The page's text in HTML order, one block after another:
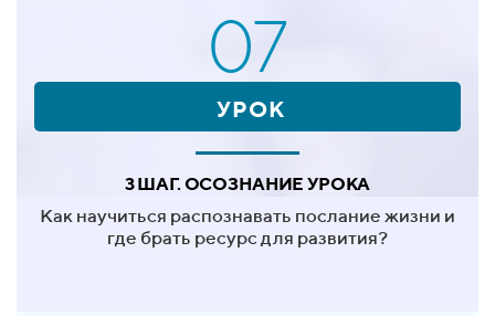
07
УРОК
3 ШАГ. ОСОЗНАНИЕ УРОКА
Как научиться распознавать послание жизни и
где брать ресурс для развития?